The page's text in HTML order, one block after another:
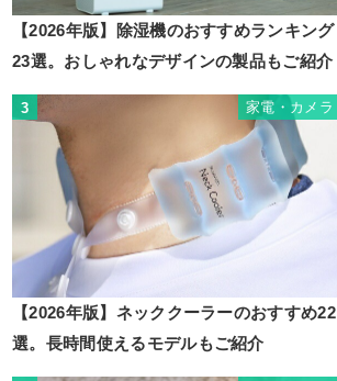
【2026年版】除湿機のおすすめランキング
23選。おしゃれなデザインの製品もご紹介
3 家電・カメラ
【2026年版】ネッククーラーのおすすめ22
選。長時間使えるモデルもご紹介